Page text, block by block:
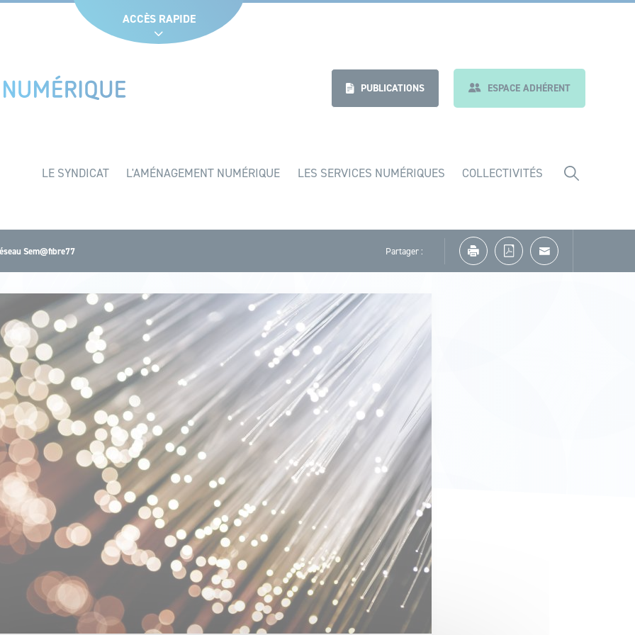
ACCÈS RAPIDE
PUBLICATIONS ESPACE ADHÉRENT
LE SYNDICAT L'AMÉNAGEMENT NUMÉRIQUE LES SERVICES NUMÉRIQUES COLLECTIVITÉS
Sem@fibre77 Partager :